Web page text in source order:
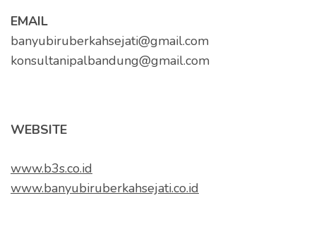
EMAIL
banyubiruberkahsejati@gmail.com
konsultanipalbandung@gmail.com
WEBSITE
www.b3s.co.id
www.banyubiruberkahsejati.co.id